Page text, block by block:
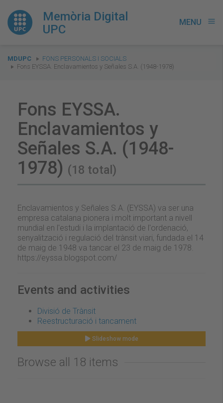
Memòria Digital
UPC
MENU menu
You
are
MDUPC
FONS PERSONALS I SOCIALS
Fons EYSSA. Enclavamientos y Señales S.A. (1948-1978)
Fons EYSSA.
Enclavamientos y
Señales S.A. (1948-
1978) (18 total)
Enclavamientos y Señales S.A. (EYSSA) va ser una
empresa catalana pionera i molt important a nivell
mundial en l'estudi i la implantació de l'ordenació,
senyalització i regulació del trànsit viari, fundada el 14
de maig de 1948 va tancar el 23 de maig de 1978.
https://eyssa.blogspot.com/
Events and activities
Divisió de Trànsit
Reestructuració i tancament
Slideshow mode
Browse all 18 items